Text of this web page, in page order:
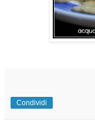
Condividi